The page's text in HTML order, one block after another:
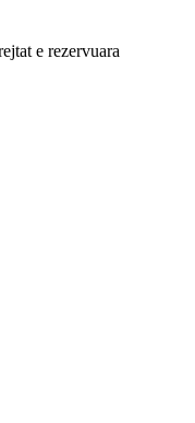
e rezervuara